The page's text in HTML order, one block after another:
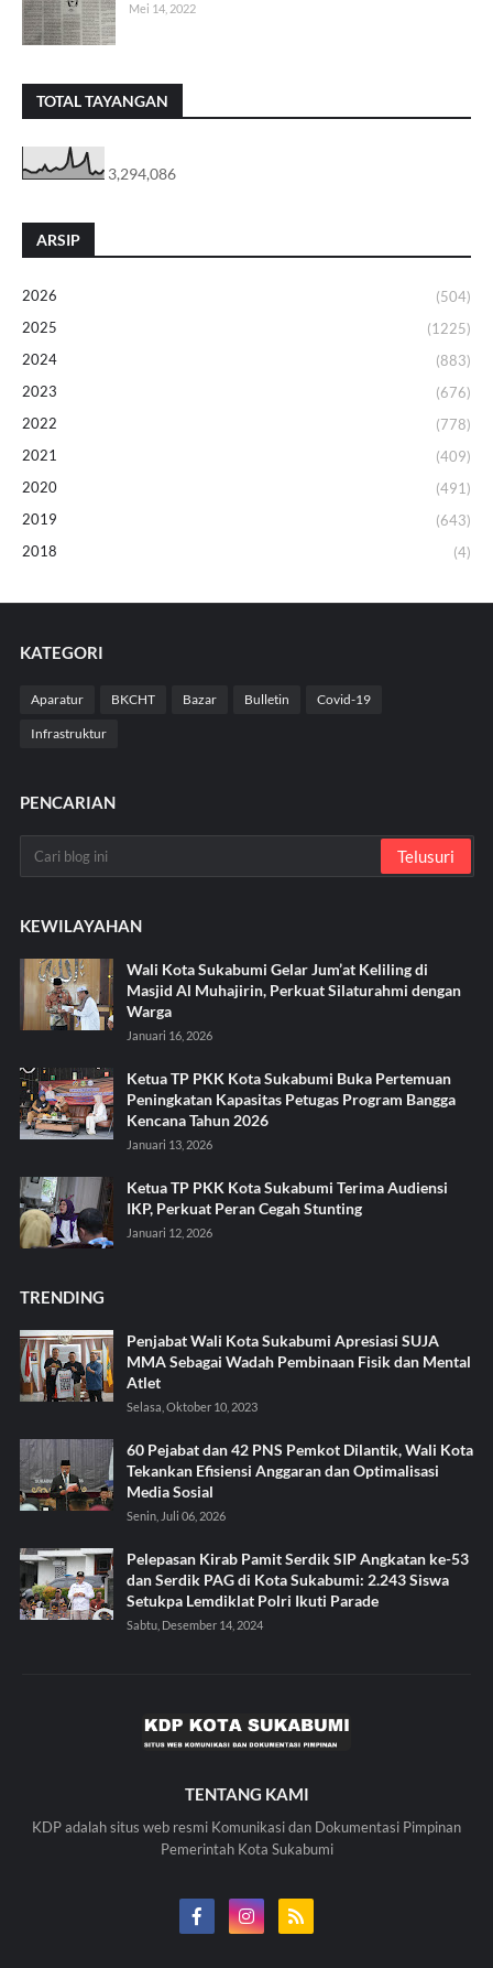
Mei 14, 2022
TOTAL TAYANGAN
3,294,086
ARSIP
2026
(504)
2025
(1225)
2024
(883)
2023
(676)
2022
(778)
2021
(409)
2020
(491)
2019
(643)
2018
(4)
KATEGORI
Aparatur BKCHT Bazar Bulletin Covid-19
Infrastruktur
PENCARIAN
KEWILAYAHAN
Wali Kota Sukabumi Gelar Jum’at Keliling di
Masjid Al Muhajirin, Perkuat Silaturahmi dengan
Warga
Januari 16, 2026
Ketua TP PKK Kota Sukabumi Buka Pertemuan
Peningkatan Kapasitas Petugas Program Bangga
Kencana Tahun 2026
Januari 13, 2026
Ketua TP PKK Kota Sukabumi Terima Audiensi
IKP, Perkuat Peran Cegah Stunting
Januari 12, 2026
TRENDING
Penjabat Wali Kota Sukabumi Apresiasi SUJA
MMA Sebagai Wadah Pembinaan Fisik dan Mental
Atlet
Selasa, Oktober 10, 2023
60 Pejabat dan 42 PNS Pemkot Dilantik, Wali Kota
Tekankan Efisiensi Anggaran dan Optimalisasi
Media Sosial
Senin, Juli 06, 2026
Pelepasan Kirab Pamit Serdik SIP Angkatan ke-53
dan Serdik PAG di Kota Sukabumi: 2.243 Siswa
Setukpa Lemdiklat Polri Ikuti Parade
Sabtu, Desember 14, 2024
TENTANG KAMI
KDP adalah situs web resmi Komunikasi dan Dokumentasi Pimpinan
Pemerintah Kota Sukabumi